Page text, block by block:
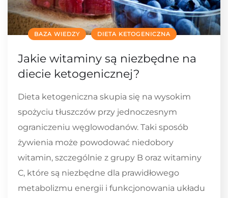
BAZA WIEDZY DIETA KETOGENICZNA
Jakie witaminy są niezbędne na
diecie ketogenicznej?
Dieta ketogeniczna skupia się na wysokim
spożyciu tłuszczów przy jednoczesnym
ograniczeniu węglowodanów. Taki sposób
żywienia może powodować niedobory
witamin, szczególnie z grupy B oraz witaminy
C, które są niezbędne dla prawidłowego
metabolizmu energii i funkcjonowania układu